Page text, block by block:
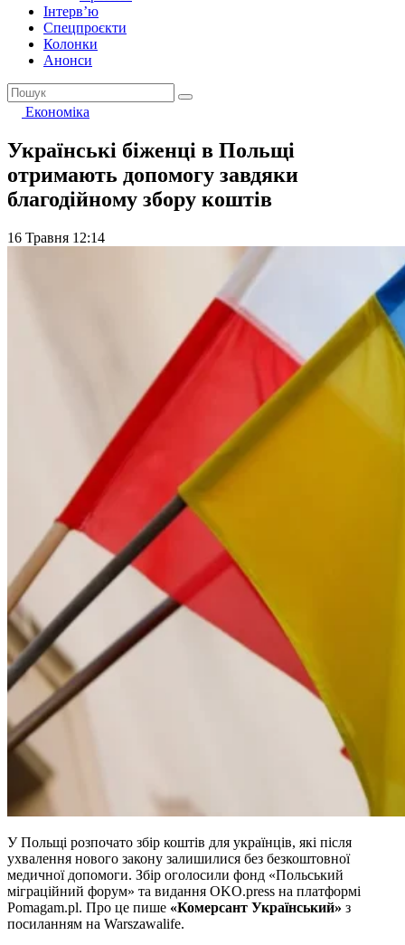
Інтерв’ю
Спецпроєкти
Колонки
Анонси
Економіка
Українські біженці в Польщі
отримають допомогу завдяки
благодійному збору коштів
16 Травня 12:14
У Польщі розпочато збір коштів для українців, які після
ухвалення нового закону залишилися без безкоштовної
медичної допомоги. Збір оголосили фонд «Польський
міграційний форум» та видання OKO.press на платформі
Pomagam.pl. Про це пише «Комерсант Український» з
посиланням на Warszawalife.